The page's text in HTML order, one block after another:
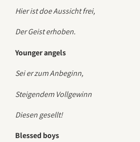
Hier ist doe Aussicht frei,
Der Geist erhoben.
Younger angels
Sei er zum Anbeginn,
Steigendem Vollgewinn
Diesen gesellt!
Blessed boys